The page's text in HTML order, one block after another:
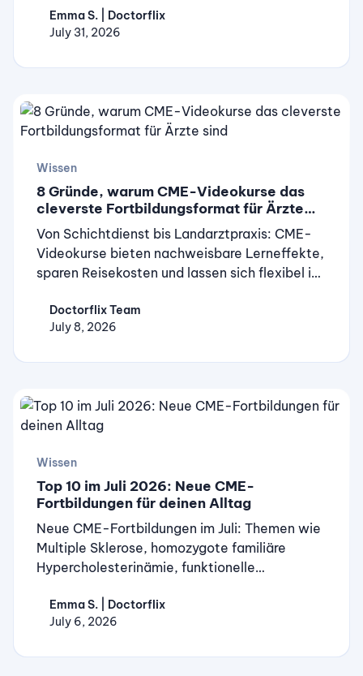
auf Doctorflix.
Emma S. | Doctorflix
July 31, 2026
Wissen
8 Gründe, warum CME-Videokurse das
cleverste Fortbildungsformat für Ärzte
sind
Von Schichtdienst bis Landarztpraxis: CME-
Videokurse bieten nachweisbare Lerneffekte,
sparen Reisekosten und lassen sich flexibel in
Überblick.
Doctorflix Team
July 8, 2026
Wissen
Top 10 im Juli 2026: Neue CME-
Fortbildungen für deinen Alltag
Neue CME-Fortbildungen im Juli: Themen wie
Multiple Sklerose, homozygote familiäre
Hypercholesterinämie, funktionelle
Kostenlos auf Doctorflix.
Emma S. | Doctorflix
July 6, 2026